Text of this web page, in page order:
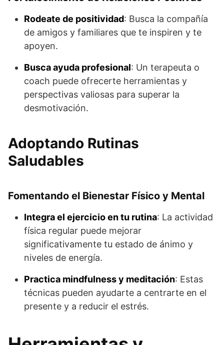
Rodeate de positividad: Busca la compañía
de amigos y familiares que te inspiren y te
apoyen.
Busca ayuda profesional: Un terapeuta o
coach puede ofrecerte herramientas y
perspectivas valiosas para superar la
desmotivación.
Adoptando Rutinas
Saludables
Fomentando el Bienestar Físico y Mental
Integra el ejercicio en tu rutina: La actividad
física regular puede mejorar
significativamente tu estado de ánimo y
niveles de energía.
Practica mindfulness y meditación: Estas
técnicas pueden ayudarte a centrarte en el
presente y a reducir el estrés.